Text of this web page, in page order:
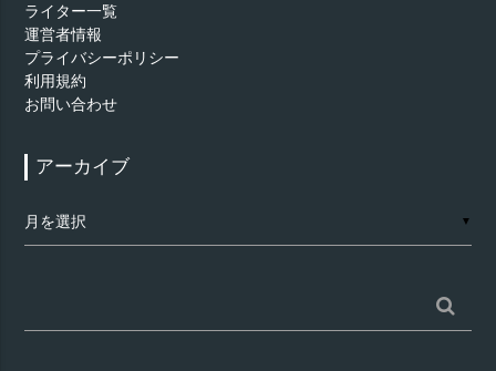
ライター一覧
運営者情報
プライバシーポリシー
利用規約
お問い合わせ
アーカイブ
ー
▼
索: